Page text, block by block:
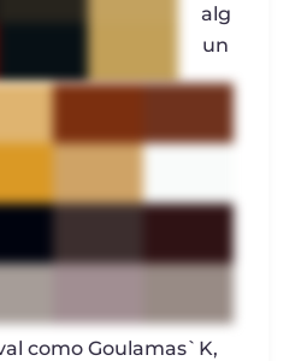
alg
un
como Goulamas`K,